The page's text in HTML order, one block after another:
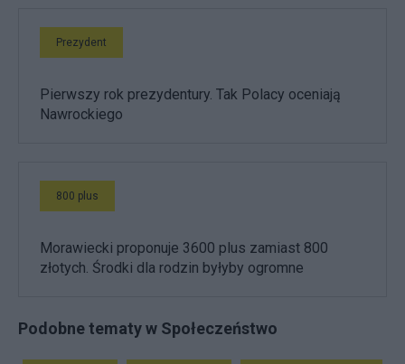
Prezydent
Pierwszy rok prezydentury. Tak Polacy oceniają
Nawrockiego
800 plus
Morawiecki proponuje 3600 plus zamiast 800
złotych. Środki dla rodzin byłyby ogromne
Podobne tematy w Społeczeństwo